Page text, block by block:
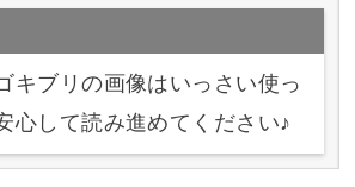
キブリの画像はいっさい使っ
心して読み進めてください♪